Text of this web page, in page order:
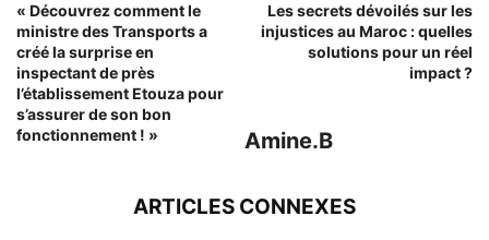
« Découvrez comment le
ministre des Transports a
créé la surprise en
inspectant de près
l’établissement Etouza pour
s’assurer de son bon
fonctionnement ! »
Les secrets dévoilés sur les
injustices au Maroc : quelles
solutions pour un réel
impact ?
Amine.B
ARTICLES CONNEXES